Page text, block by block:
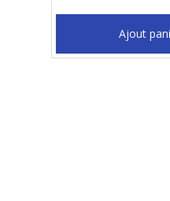
Ajout